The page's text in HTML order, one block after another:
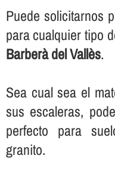
Puede solicitarnos
para cualquier tipo
Barberà del Vallès.
Sea cual sea el
sus escaleras,
perfecto para
granito.